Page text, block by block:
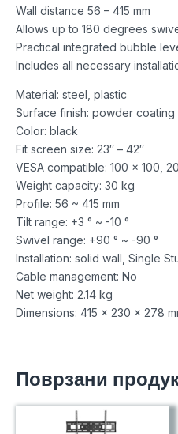
Wall distance 56 – 415 mm
Allows up to 180 degrees
Practical integrated bubble
Includes all necessary
Material: steel, plastic
Surface finish: powder coating
Color: black
Fit screen size: 23″ – 42″
VESA compatible: 100 x 100,
Weight capacity: 30 kg
Profile: 56 ~ 415 mm
Tilt range: +3 ° ~ -10 °
Swivel range: +90 ° ~ -90 °
Installation: solid wall, Single
Cable management: No
Net weight: 2.14 kg
Dimensions: 415 x 230 x 278
Поврзани